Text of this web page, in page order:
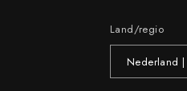
Land/regio